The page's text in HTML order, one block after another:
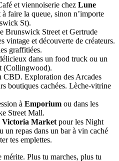
et viennoiserie chez Lune
à faire la queue, sinon n’importe
St).
Brunswick Street et Gertrude
vintage et découverte de créateurs.
graffitiées.
dans un food truck ou un
(Collingwood).
CBD. Exploration des Arcades
boutiques cachées. Lèche-vitrine
à Emporium ou dans les
Street Mall.
Victoria Market pour les Night
un repas dans un bar à vin caché
tes emplettes.
mérite. Plus tu marches, plus tu